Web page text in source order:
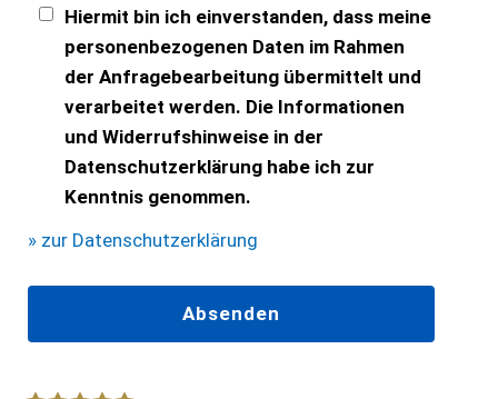
Hiermit bin ich einverstanden, dass meine
personenbezogenen Daten im Rahmen
der Anfragebearbeitung übermittelt und
verarbeitet werden. Die Informationen
und Widerrufshinweise in der
Datenschutzerklärung habe ich zur
Kenntnis genommen.
» zur Datenschutzerklärung